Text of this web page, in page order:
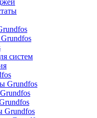
систем
Grundfos
Grundfos